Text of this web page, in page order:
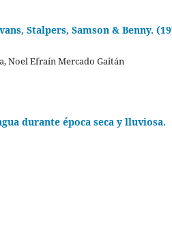
Stalpers, Samson & Benny.
Noel Efraín Mercado Gaitán
durante época seca y lluviosa.